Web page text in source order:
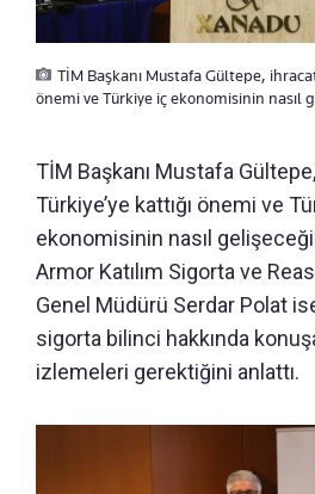
TİM Başkanı Mustafa Gültepe,
önemi ve Türkiye iç ekonomisinin nasıl
TİM Başkanı Mustafa
Türkiye’ye kattığı önemi ve
ekonomisinin nasıl
Armor Katılım Sigorta ve
Genel Müdürü Serdar Polat
sigorta bilinci hakkında
izlemeleri gerektiğini anlattı.